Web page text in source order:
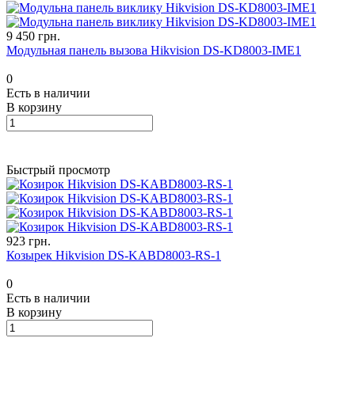
9 450 грн.
Модульная панель вызова Hikvision DS-KD8003-IME1
0
Есть в наличии
В корзину
Быстрый просмотр
923 грн.
Козырек Hikvision DS-KABD8003-RS-1
0
Есть в наличии
В корзину